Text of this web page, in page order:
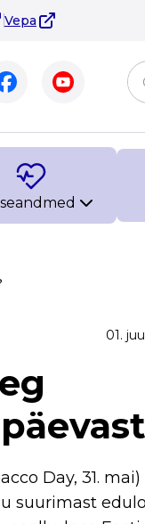
Vepa
01.
Day, 31. mai)
suurimast